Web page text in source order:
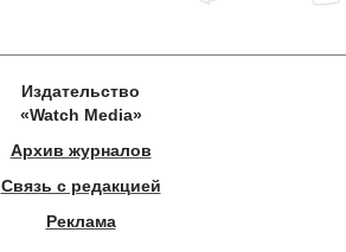
Издательство
«Watch Media»
Архив журналов
Связь с редакцией
Реклама